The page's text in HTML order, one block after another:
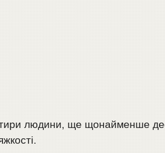
людини, ще щонайменше